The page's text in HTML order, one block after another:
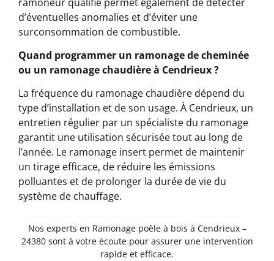
d’éventuelles anomalies et d’éviter une
surconsommation de combustible.
Quand programmer un ramonage de cheminée
ou un ramonage chaudière à Cendrieux ?
La fréquence du ramonage chaudière dépend du
type d’installation et de son usage. À Cendrieux, un
entretien régulier par un spécialiste du ramonage
garantit une utilisation sécurisée tout au long de
l’année. Le ramonage insert permet de maintenir
un tirage efficace, de réduire les émissions
polluantes et de prolonger la durée de vie du
système de chauffage.
Nos experts en Ramonage poêle à bois à Cendrieux –
24380 sont à votre écoute pour assurer une intervention
rapide et efficace.